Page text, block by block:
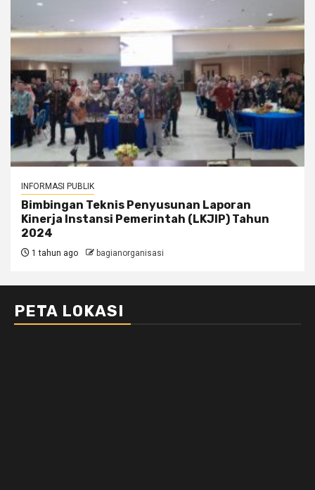
INFORMASI PUBLIK
Bimbingan Teknis Penyusunan Laporan
Kinerja Instansi Pemerintah (LKJIP) Tahun
2024
1 tahun ago bagianorganisasi
PETA LOKASI